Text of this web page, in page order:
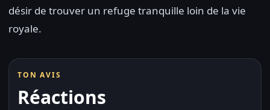
désir de trouver un refuge tranquille loin de la vie
royale.
TON AVIS
Réactions